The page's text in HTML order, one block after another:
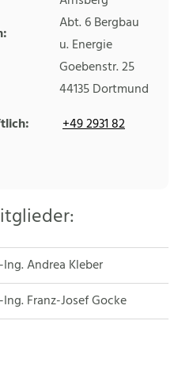
Abt. 6 Bergbau
u. Energie
Goebenstr. 25
44135Dortmund
+49 2931 82
Andrea Kleber
Franz-Josef Gocke